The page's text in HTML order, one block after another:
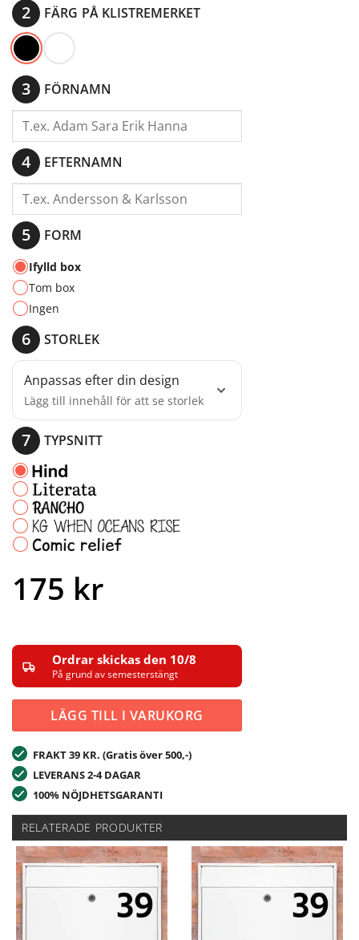
FÄRG
FÖRNAMN
EFTERNAMN
FORM
Ifylld box
Tom box
Ingen
STORLEK
Anpassas efter din design
Lägg till innehåll för att se storlek
Lägg till innehåll först
TYPSNITT
175 kr
Ordrar skickas den 10/8
På grund av semesterstängt
LÄGG TILL I VARUKORG
FRAKT 39 KR. (Gratis över 500,-)
LEVERANS 2-4 DAGAR
100% NÖJDHETSGARANTI
RELATERADE PRODUKTER